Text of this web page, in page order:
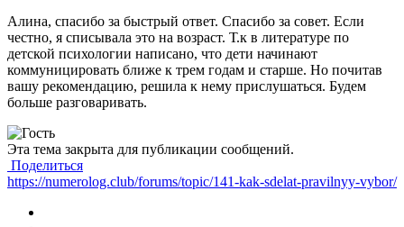
Алина, спасибо за быстрый ответ. Спасибо за совет. Если
честно, я списывала это на возраст. Т.к в литературе по
детской психологии написано, что дети начинают
коммуницировать ближе к трем годам и старше. Но почитав
вашу рекомендацию, решила к нему прислушаться. Будем
больше разговаривать.
Эта тема закрыта для публикации сообщений.
Поделиться
https://numerolog.club/forums/topic/141-kak-sdelat-pravilnyy-vybor/